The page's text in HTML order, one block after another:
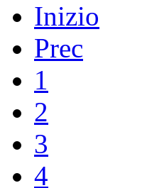
Inizio
Prec
1
2
3
4